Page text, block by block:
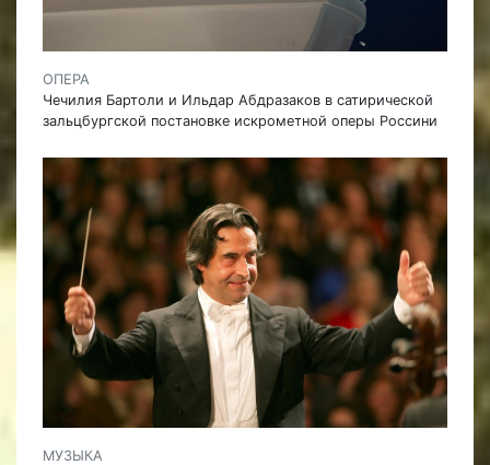
ОПЕРА
Чечилия Бартоли и Ильдар Абдразаков в сатирической
зальцбургской постановке искрометной оперы Россини
МУЗЫКА